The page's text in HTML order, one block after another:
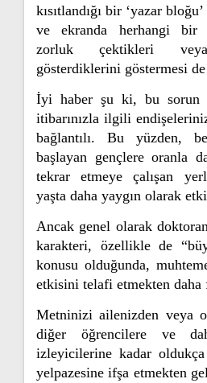
kısıtlandığı bir ‘yazar
ve ekranda herhangi bir
zorluk çektikleri
gösterdiklerini göstermesi
İyi haber şu ki, bu sorun
itibarınızla ilgili
bağlantılı. Bu yüzden,
başlayan gençlere oranla
tekrar etmeye çalışan
yaşta daha yaygın olarak
Ancak genel olarak
karakteri, özellikle de
konusu olduğunda,
etkisini telafi etmekten daha
Metninizi ailenizden veya
diğer öğrencilere ve
izleyicilerine kadar
yelpazesine ifşa etmekten